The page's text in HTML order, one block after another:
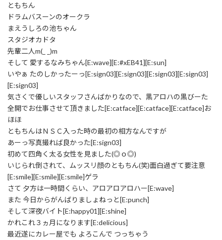
ともちん
ドラムバスーンのオークラ
まえうしろの池ちゃん
スタジオカドタ
先輩二人m(_ _)m
そして 愛するなみちゃん[E:wave][E:#xEB41][E:sun]
いやぁ たのしかったーっ[E:sign03][E:sign03][E:sign03][E:sign03]
[E:sign03]
気さくで優しいスタッフさんばかりなので、黒アロハの黒びーた
全開でお仕事させて頂きました[E:catface][E:catface][E:catface]お
ほほ
ともちんはＮＳＣ入った時の最初の相方なんですが
あーっ写真撮れば良かった[E:sign03]
初めて四角く太る女性を見ました(◎ｏ◎)
いじられ倒されて、ムッスリ顔のともちん(笑)面白過ぎて要注意
[E:smile][E:smile][E:smile]ゲラ
さて 夕方は一時間くらい、アロアロアロハー[E:wave]
また 今日からがんばりましょねっと[E:punch]
そして深夜バイト[E:happy01][E:shine]
かれこれ３ヵ月になります[E:delicious]
最近遂にカレー屋でも よろこんで つっちゃう